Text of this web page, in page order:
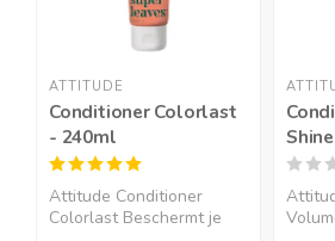
ATTITUDE
Conditioner Colorlast
- 240ml
Attitude Conditioner
Colorlast Beschermt je